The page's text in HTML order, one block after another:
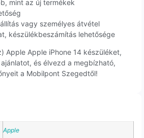
mint az új termékek
vagy személyes átvétel
készülékbeszámítás lehetősége
Apple Apple iPhone 14 készüléket,
és élvezd a megbízható,
a Mobilpont Szegedtől!
Apple